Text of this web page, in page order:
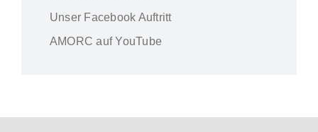
Unser Facebook Auftritt
AMORC auf YouTube